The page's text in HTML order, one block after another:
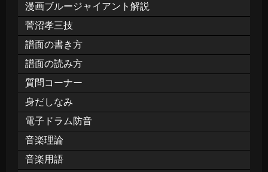
漫画ブルージャイアント解説
菅沼孝三技
譜面の書き方
譜面の読み方
質問コーナー
身だしなみ
電子ドラム防音
音楽理論
音楽用語